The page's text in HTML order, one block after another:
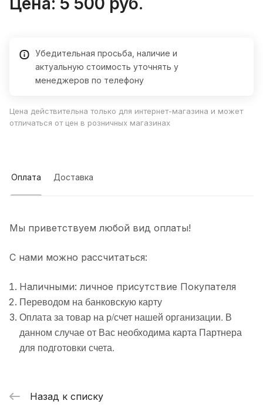
Убедительная просьба, наличие и
актуальную стоимость уточнять у
менеджеров по телефону
Цена действительна только для интернет-магазина и может
отличаться от цен в розничных магазинах
Оплата Доставка
Мы приветствуем любой вид оплаты!
С нами можно рассчитаться:
Наличными: личное присутствие Покупателя
Переводом на банковскую карту
Оплата за товар на р/счет нашей организации. В
данном случае от Вас необходима карта Партнера
для подготовки счета.
Назад к списку